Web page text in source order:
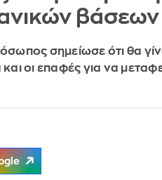
βάσεων
σημείωσε ότι θα
οι επαφές για να